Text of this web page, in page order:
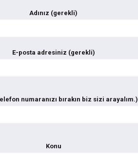
Adınız (gerekli)
E-posta adresiniz (gerekli)
numaranızı bırakın biz sizi arayalım.)
Konu